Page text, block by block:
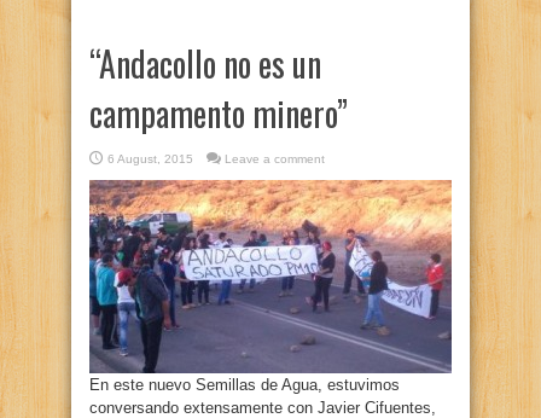
“Andacollo no es un
campamento minero”
6 August, 2015 Leave a comment
En este nuevo Semillas de Agua, estuvimos
conversando extensamente con Javier Cifuentes,